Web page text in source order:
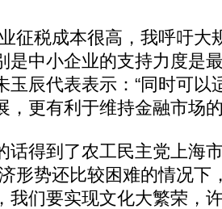
税成本很高，我呼吁大
是中小企业的支持力度是
玉辰代表表示：“同时可以
，更有利于维持金融市场
得到了农工民主党上海
形势还比较困难的情况下
我们要实现文化大繁荣，